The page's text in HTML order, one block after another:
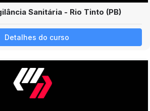
Sanitária - Rio Tinto (PB)
Detalhes do curso